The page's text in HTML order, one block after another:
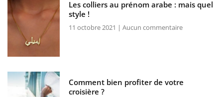
Les colliers au prénom arabe : mais quel
style !
11 octobre 2021 Aucun commentaire
Comment bien profiter de votre
croisière ?